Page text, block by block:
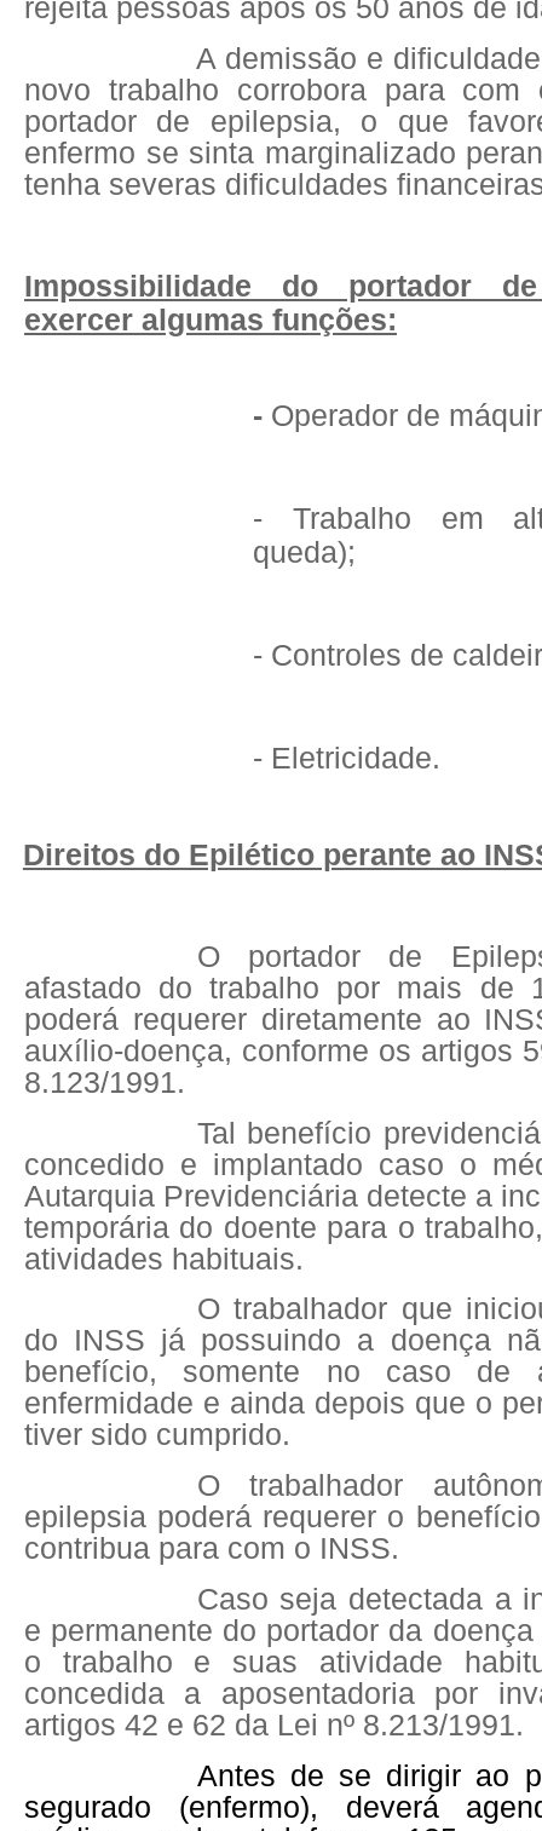
rejeita pessoas após os 50 anos de
A demissão e
novo trabalho corrobora para com
portador de epilepsia, o que
enfermo se sinta marginalizado
tenha severas dificuldades
Impossibilidade do portador
exercer algumas funções:
- Operador de
- Trabalho em
queda);
- Controles de
- Eletricidade.
Direitos do Epilético perante ao
O portador de
afastado do trabalho por mais de
poderá requerer diretamente ao
auxílio-doença, conforme os artigos
8.123/1991.
Tal benefício
concedido e implantado caso o
Autarquia Previdenciária detecte a
temporária do doente para o
atividades habituais.
O trabalhador que
do INSS já possuindo a doença
benefício, somente no caso de
enfermidade e ainda depois que o
tiver sido cumprido.
O trabalhador
epilepsia poderá requerer o
contribua para com o INSS.
Caso seja detectada a
e permanente do portador da
o trabalho e suas atividade
concedida a aposentadoria por
artigos 42 e 62 da Lei nº 8.213/1991.
Antes de se dirigir ao
segurado (enfermo), deverá